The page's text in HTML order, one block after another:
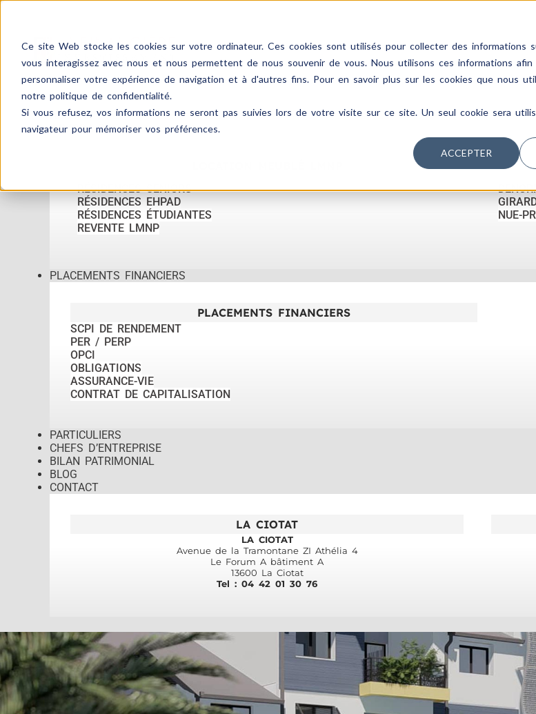
Ce site Web stocke les cookies sur votre ordinateur. Ces cookies sont utilisés pour collecter des informations
vous interagissez avec nous et nous permettent de nous souvenir de vous. Nous utilisons ces informations
personnaliser votre expérience de navigation et à d'autres fins. Pour en savoir plus sur les cookies que nous
notre politique de confidentialité.
Si vous refusez, vos informations ne seront pas suivies lors de votre visite sur ce site. Un seul cookie sera
navigateur pour mémoriser vos préférences.
ACCEPTER
ACCUEIL
IMMOBILIER
RÉSIDENCES SENIORS
RÉSIDENCES EHPAD
RÉSIDENCES ÉTUDIANTES
REVENTE LMNP
NUE-
PLACEMENTS FINANCIERS
PLACEMENTS FINANCIERS
SCPI DE RENDEMENT
PER / PERP
OPCI
OBLIGATIONS
ASSURANCE-VIE
CONTRAT DE CAPITALISATION
PARTICULIERS
CHEFS D’ENTREPRISE
BILAN PATRIMONIAL
BLOG
CONTACT
LA CIOTAT
LA CIOTAT
Avenue de la Tramontane ZI Athélia 4
Le Forum A bâtiment A
13600 La Ciotat
Tel : 04 42 01 30 76